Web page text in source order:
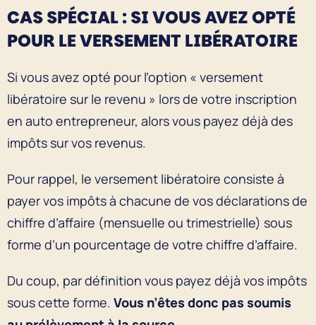
CAS SPÉCIAL : SI VOUS AVEZ OPTÉ
POUR LE VERSEMENT LIBÉRATOIRE
Si vous avez opté pour l’option « versement
libératoire sur le revenu » lors de votre inscription
en auto entrepreneur, alors vous payez déjà des
impôts sur vos revenus.
Pour rappel, le versement libératoire consiste à
payer vos impôts à chacune de vos déclarations de
chiffre d’affaire (mensuelle ou trimestrielle) sous
forme d’un pourcentage de votre chiffre d’affaire.
Du coup, par définition vous payez déjà vos impôts
sous cette forme. Vous n’êtes donc pas soumis